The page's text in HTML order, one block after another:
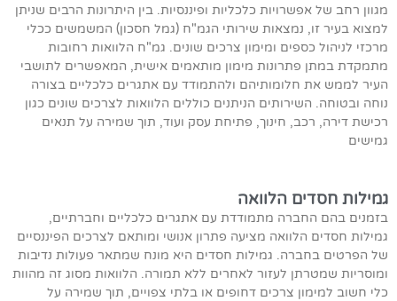
מגוון רחב של אפשרויות כלכליות ופיננסיות. בין היתרונות הרבים שניתן
למצוא בעיר זו, נמצאות שירותי הגמ"ח (גמל חסכון) המשמשים ככלי
מרכזי לניהול כספים ומימון צרכים שונים. גמ"ח הלוואות רחובות
מתמקדת במתן פתרונות מימון מותאמים אישית, המאפשרים לתושבי
העיר לממש את חלומותיהם ולהתמודד עם אתגרים כלכליים בצורה
נוחה ובטוחה. השירותים הניתנים כוללים הלוואות לצרכים שונים כגון
רכישת דירה, רכב, חינוך, פתיחת עסק ועוד, תוך שמירה על תנאים
גמישים
גמילות חסדים הלוואה
בזמנים בהם החברה מתמודדת עם אתגרים כלכליים וחברתיים,
גמילות חסדים הלוואה מציעה פתרון אנושי ומותאם לצרכים הפיננסיים
של הפרטים בחברה. גמילות חסדים היא מונח שמתאר פעולות נדיבות
ומוסריות שמטרתן לעזור לאחרים ללא תמורה. הלוואות מסוג זה מהוות
כלי חשוב למימון צרכים דחופים או בלתי צפויים, תוך שמירה על